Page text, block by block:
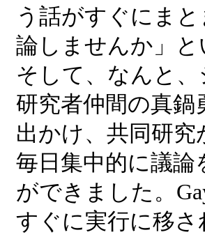
う話がすぐにま
論しませんか」
そして、なんと
研究者仲間の真
出かけ、共同研
毎日集中的に議
ができました。
すぐに実行に移